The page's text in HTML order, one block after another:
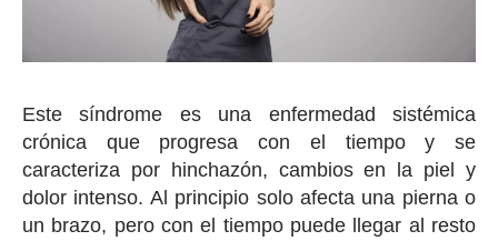
Este síndrome es una enfermedad sistémica
crónica que progresa con el tiempo y se
caracteriza por hinchazón, cambios en la piel y
dolor intenso. Al principio solo afecta una pierna o
un brazo, pero con el tiempo puede llegar al resto